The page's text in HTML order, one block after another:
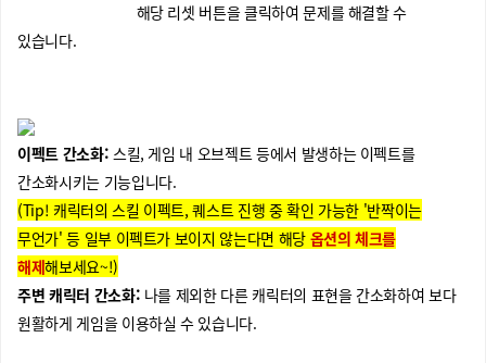
해당 리셋 버튼을 클릭하여 문제를 해결할 수
있습니다.
이펙트 간소화: 스킬, 게임 내 오브젝트 등에서 발생하는 이펙트를
간소화시키는 기능입니다.
(Tip! 캐릭터의 스킬 이펙트, 퀘스트 진행 중 확인 가능한 '반짝이는
무언가' 등 일부 이펙트가 보이지 않는다면 해당옵션의 체크를
해제해보세요~!)
주변 캐릭터 간소화: 나를 제외한 다른 캐릭터의 표현을 간소화하여 보다
원활하게 게임을 이용하실 수 있습니다.